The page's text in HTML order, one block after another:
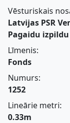
Vēsturiskais
Latvijas PSR
Pagaidu
Līmenis:
Fonds
Numurs:
1252
Lineārie metri:
0.33m